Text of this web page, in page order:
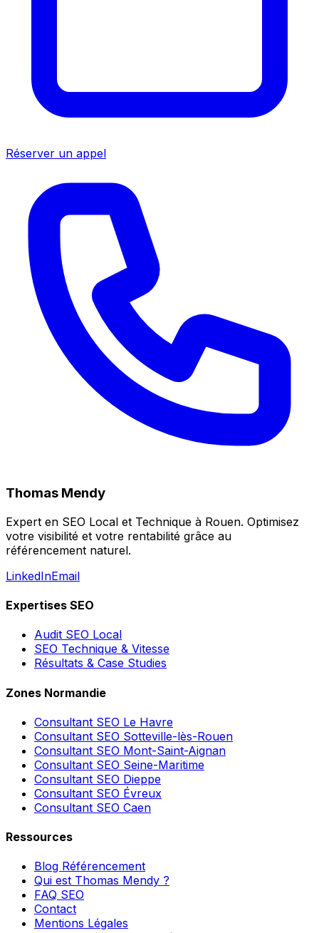
Réserver un appel
Thomas Mendy
Expert en SEO Local et Technique à Rouen. Optimisez
votre visibilité et votre rentabilité grâce au
référencement naturel.
LinkedInEmail
Expertises SEO
Audit SEO Local
SEO Technique & Vitesse
Résultats & Case Studies
Zones Normandie
Consultant SEO Le Havre
Consultant SEO Sotteville-lès-Rouen
Consultant SEO Mont-Saint-Aignan
Consultant SEO Seine-Maritime
Consultant SEO Dieppe
Consultant SEO Évreux
Consultant SEO Caen
Ressources
Blog Référencement
Qui est Thomas Mendy ?
FAQ SEO
Contact
Mentions Légales